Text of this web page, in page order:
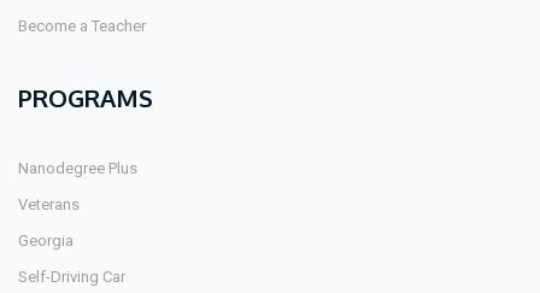
Become a Teacher
PROGRAMS
Nanodegree Plus
Veterans
Georgia
Self-Driving Car